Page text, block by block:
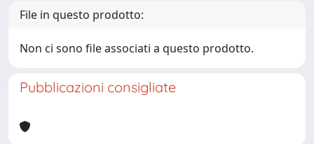
File in questo prodotto:
Non ci sono file associati a questo prodotto.
Pubblicazioni consigliate